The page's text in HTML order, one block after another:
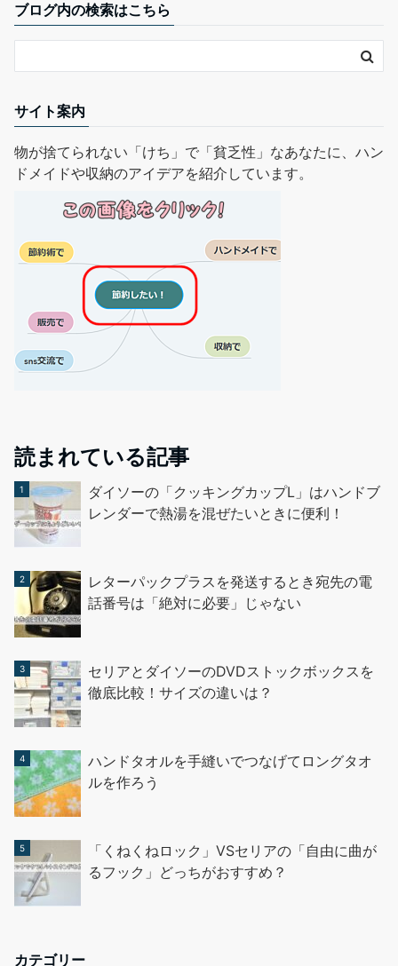
ブログ内の検索はこちら
サイト案内
物が捨てられない「けち」で「貧乏性」なあなたに、ハン
ドメイドや収納のアイデアを紹介しています。
読まれている記事
ダイソーの「クッキングカップL」はハンドブ
レンダーで熱湯を混ぜたいときに便利！
レターパックプラスを発送するとき宛先の電
話番号は「絶対に必要」じゃない
セリアとダイソーのDVDストックボックスを
徹底比較！サイズの違いは？
ハンドタオルを手縫いでつなげてロングタオ
ルを作ろう
「くねくねロック」VSセリアの「自由に曲が
るフック」どっちがおすすめ？
カテゴリー